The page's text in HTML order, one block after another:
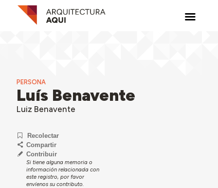
PERSONA
Luís Benavente
Luiz Benavente
Recolectar
Compartir
Contribuir
Si tiene alguna memoria o
información relacionada con
este registro, por favor
envíenos su contributo.